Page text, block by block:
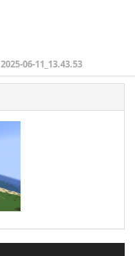
2025-06-11_13.43.53